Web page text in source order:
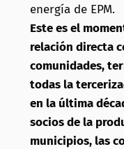
energía de EPM.
Este es el
relación directa
comunidades,
todas la
en la última
socios de la
municipios, las